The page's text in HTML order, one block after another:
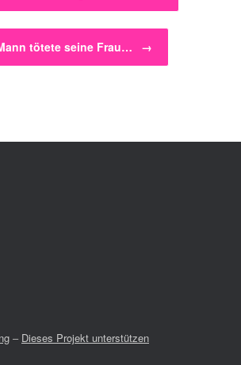
tötete seine Frau… →
– Dieses Projekt unterstützen